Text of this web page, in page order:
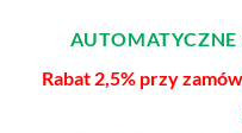
Rabat 2,5% przy